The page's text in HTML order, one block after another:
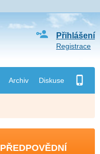
Archiv Diskuse
Přihlášení
Registrace
PŘEDPOVĚDNÍ